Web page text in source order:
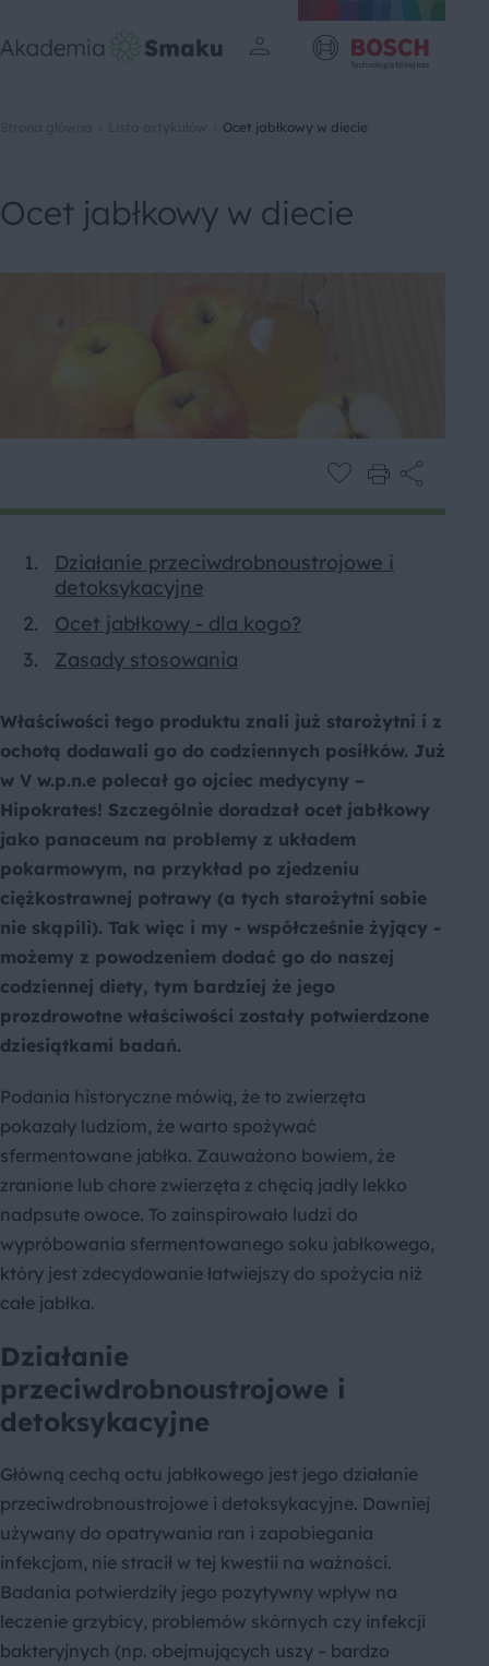
Ocet jabłkowy w diecie
Ocet jabłkowy w diecie
Działanie przeciwdrobnoustrojowe i
detoksykacyjne
Ocet jabłkowy - dla kogo?
Zasady stosowania
Właściwości tego produktu znali już starożytni i z
ochotą dodawali go do codziennych posiłków. Już
w V w.p.n.e polecał go ojciec medycyny –
Hipokrates! Szczególnie doradzał ocet jabłkowy
jako panaceum na problemy z układem
pokarmowym, na przykład po zjedzeniu
ciężkostrawnej potrawy (a tych starożytni sobie
nie skąpili). Tak więc i my - współcześnie żyjący -
możemy z powodzeniem dodać go do naszej
codziennej diety, tym bardziej że jego
prozdrowotne właściwości zostały potwierdzone
dziesiątkami badań.
Podania historyczne mówią, że to zwierzęta
pokazały ludziom, że warto spożywać
sfermentowane jabłka. Zauważono bowiem, że
zranione lub chore zwierzęta z chęcią jadły lekko
nadpsute owoce. To zainspirowało ludzi do
wypróbowania sfermentowanego soku jabłkowego,
który jest zdecydowanie łatwiejszy do spożycia niż
całe jabłka.
Działanie
przeciwdrobnoustrojowe i
detoksykacyjne
Główną cechą octu jabłkowego jest jego działanie
przeciwdrobnoustrojowe i detoksykacyjne. Dawniej
używany do opatrywania ran i zapobiegania
infekcjom, nie stracił w tej kwestii na ważności.
Badania potwierdziły jego pozytywny wpływ na
leczenie grzybicy, problemów skórnych czy infekcji
bakteryjnych (np. obejmujących uszy – bardzo